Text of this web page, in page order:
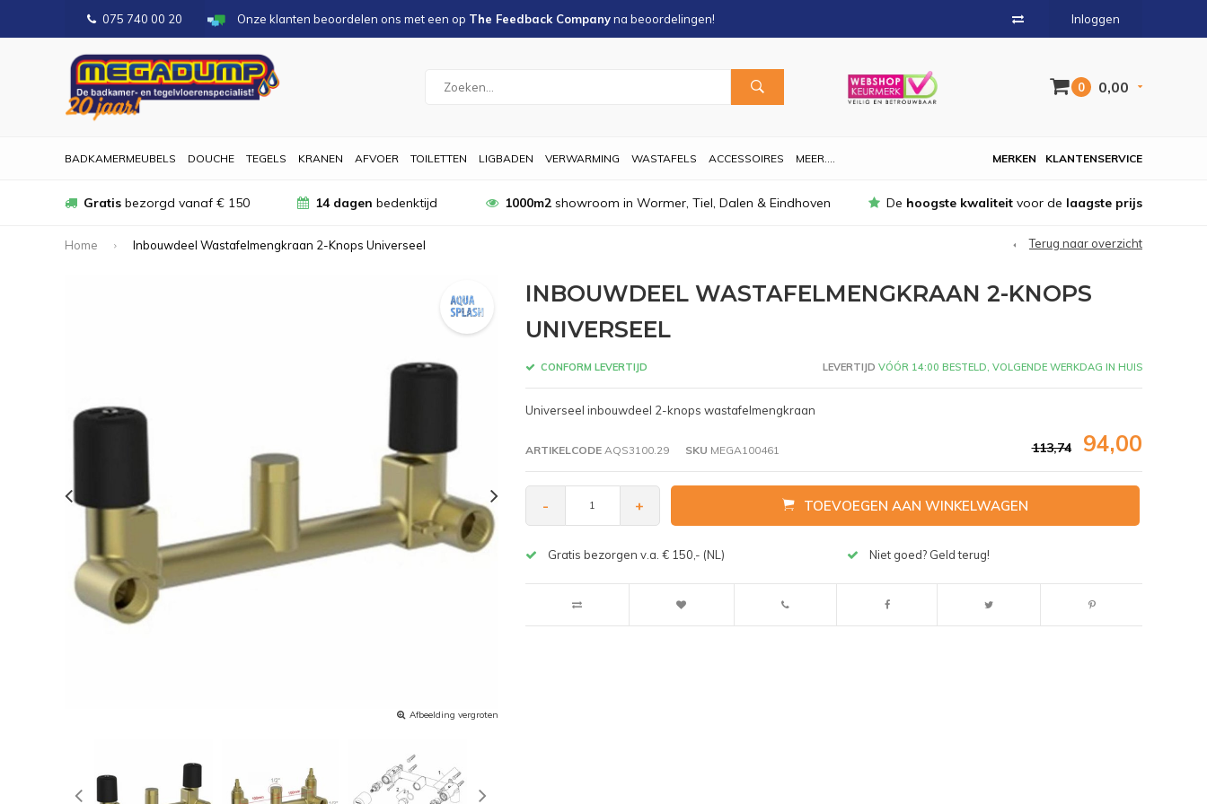
075 740 00 20 Onze klanten beoordelen ons met een op The Feedback Companyna beoordelingen! Inloggen
0 0,00
BADKAMERMEUBELS DOUCHE TEGELS KRANEN AFVOER TOILETTEN LIGBADEN VERWARMING WASTAFELS ACCESSOIRES MEER.... KLANTENSERVICE
MERKEN
Gratis bezorgd vanaf € 150 14 dagen bedenktijd 1000m2showroom in Wormer, Tiel, Dalen & Eindhoven De hoogste kwaliteit voor de laagste prijs
Home Inbouwdeel Wastafelmengkraan 2-Knops Universeel Terug naar overzicht
Afbeelding vergroten
INBOUWDEEL WASTAFELMENGKRAAN 2-KNOPS
UNIVERSEEL
CONFORM LEVERTIJD LEVERTIJD VÓÓR 14:00 BESTELD, VOLGENDE WERKDAG IN HUIS
Universeel inbouwdeel 2-knops wastafelmengkraan
ARTIKELCODEAQS3100.29 SKU MEGA100461 113,74 94,00
- + TOEVOEGEN AAN WINKELWAGEN
Gratis bezorgen v.a. € 150,- (NL) Niet goed? Geld terug!